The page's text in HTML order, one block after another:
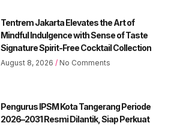
Tentrem Jakarta Elevates the Art of
Mindful Indulgence with Sense of Taste
Signature Spirit-Free Cocktail Collection
August 8, 2026 No Comments
Pengurus IPSM Kota Tangerang Periode
2026–2031 Resmi Dilantik, Siap Perkuat